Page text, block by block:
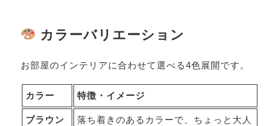
カラーバリエーション
お部屋のインテリアに合わせて選べる4色展開です。
カラー 特徴・イメージ
ブラウン
落ち着きのあるカラーで、ちょっと大人